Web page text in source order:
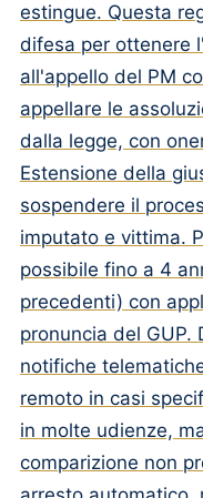
estingue. Questa
difesa per ottenere
all'appello del PM
appellare le
dalla legge, con
Estensione della
sospendere il
imputato e vittima.
possibile fino a 4
precedenti) con
pronuncia del GUP.
notifiche
remoto in casi
in molte udienze,
comparizione non